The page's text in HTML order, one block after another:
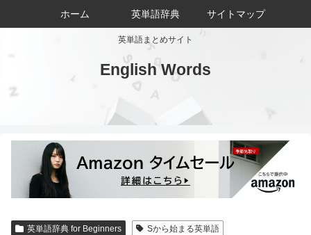
英単語まとめサイト
English Words
ホーム 英単語辞典 サイトマップ
英単語辞典 for Beginners Sから始まる英単語